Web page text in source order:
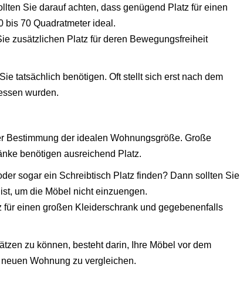
Sie darauf achten, dass genügend Platz für einen
bis 70 Quadratmeter ideal.
zusätzlichen Platz für deren Bewegungsfreiheit
tatsächlich benötigen. Oft stellt sich erst nach dem
wurden.
der idealen Wohnungsgröße. Große
benötigen ausreichend Platz.
sogar ein Schreibtisch Platz finden? Dann sollten Sie
um die Möbel nicht einzuengen.
für einen großen Kleiderschrank und gegebenenfalls
zu können, besteht darin, Ihre Möbel vor dem
Wohnung zu vergleichen.